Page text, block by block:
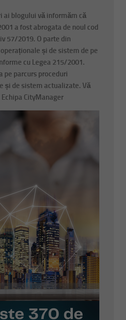
ai blogului vă informăm că
a fost abrogata de noul cod
57/2019. O parte din
și de sistem de pe
cu Legea 215/2001.
pe parcurs proceduri
și de sistem actualizate. Vă
CityManager